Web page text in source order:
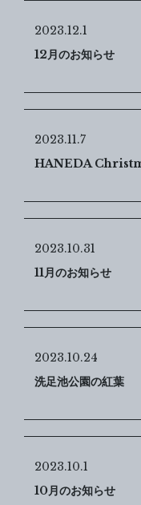
2023.12.1
12月のお知らせ
2023.11.7
HANEDA
2023.10.31
11月のお知らせ
2023.10.24
洗足池公園の紅葉
2023.10.1
10月のお知らせ